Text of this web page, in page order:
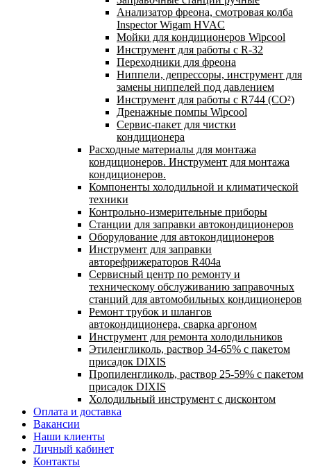
Анализатор фреона, смотровая колба
Inspector Wigam HVAC
Мойки для кондиционеров Wipcool
Инструмент для работы с R-32
Переходники для фреона
Ниппели, депрессоры, инструмент для
замены ниппелей под давлением
Инструмент для работы с R744 (CO²)
Дренажные помпы Wipcool
Сервис-пакет для чистки
кондиционера
Расходные материалы для монтажа
кондиционеров. Инструмент для монтажа
кондиционеров.
Компоненты холодильной и климатической
техники
Контрольно-измерительные приборы
Станции для заправки автокондиционеров
Оборудование для автокондиционеров
Инструмент для заправки
авторефрижераторов R404a
Сервисный центр по ремонту и
техническому обслуживанию заправочных
станций для автомобильных кондиционеров
Ремонт трубок и шлангов
автокондиционера, сварка аргоном
Инструмент для ремонта холодильников
Этиленгликоль, раствор 34-65% с пакетом
присадок DIXIS
Пропиленгликоль, раствор 25-59% с пакетом
присадок DIXIS
Холодильный инструмент с дисконтом
Оплата и доставка
Вакансии
Наши клиенты
Личный кабинет
Контакты